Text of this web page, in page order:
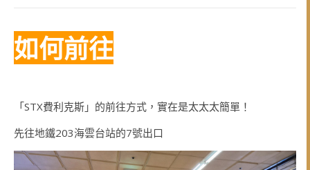
如何前往
「STX費利克斯」的前往方式，實在是太太太簡單！
先往地鐵203海雲台站的7號出口